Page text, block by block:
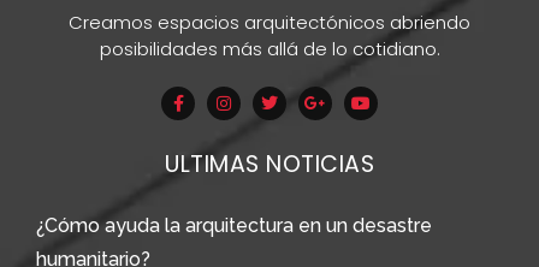
Creamos espacios arquitectónicos abriendo
posibilidades más allá de lo cotidiano.
ULTIMAS NOTICIAS
¿Cómo ayuda la arquitectura en un desastre
humanitario?